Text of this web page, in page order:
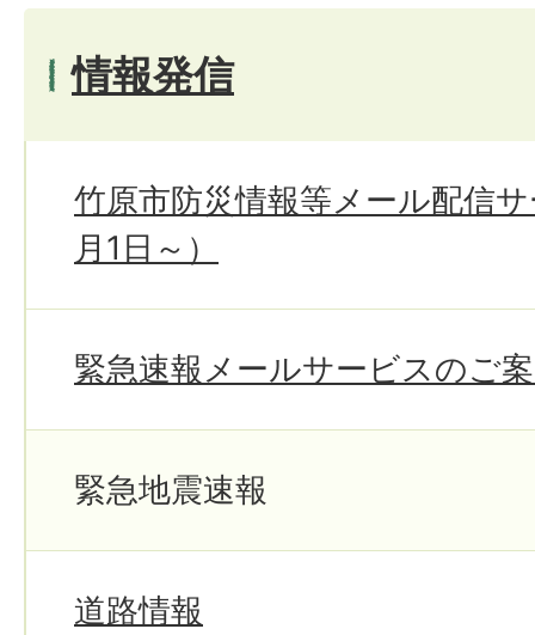
情報発信
竹原市防災情報等メール配信
月1日～）
緊急速報メールサービスのご
緊急地震速報
道路情報